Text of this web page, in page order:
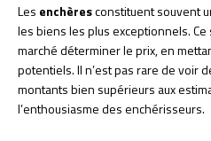
Les enchèresconstituent souvent
les biens les plus exceptionnels.
marché déterminer le prix, en
potentiels. Il n’est pas rare de voir
montants bien supérieurs aux
l’enthousiasme des enchérisseurs.